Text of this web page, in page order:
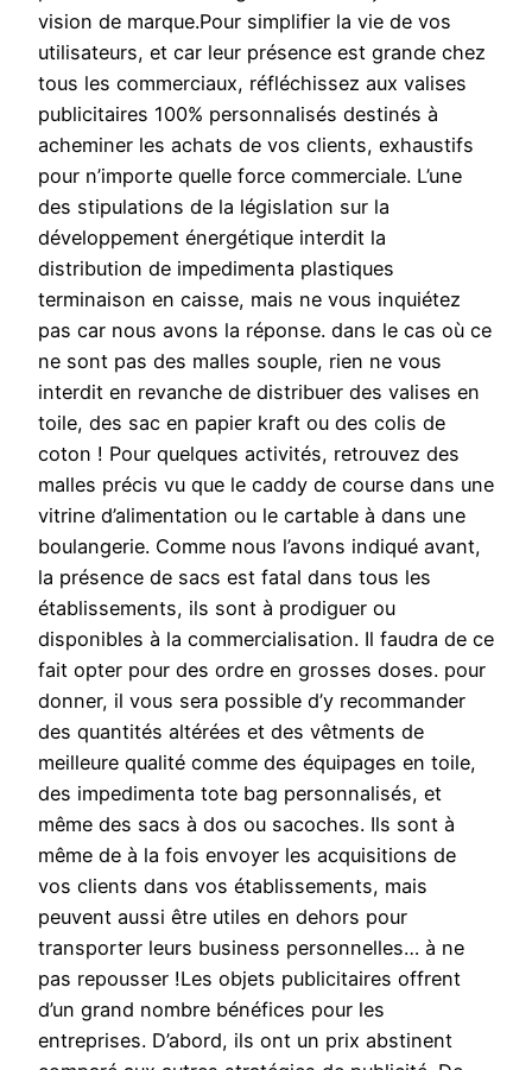
vision de marque.Pour simplifier la vie de vos
utilisateurs, et car leur présence est grande chez
tous les commerciaux, réfléchissez aux valises
publicitaires 100% personnalisés destinés à
acheminer les achats de vos clients, exhaustifs
pour n’importe quelle force commerciale. L’une
des stipulations de la législation sur la
développement énergétique interdit la
distribution de impedimenta plastiques
terminaison en caisse, mais ne vous inquiétez
pas car nous avons la réponse. dans le cas où ce
ne sont pas des malles souple, rien ne vous
interdit en revanche de distribuer des valises en
toile, des sac en papier kraft ou des colis de
coton ! Pour quelques activités, retrouvez des
malles précis vu que le caddy de course dans une
vitrine d’alimentation ou le cartable à dans une
boulangerie. Comme nous l’avons indiqué avant,
la présence de sacs est fatal dans tous les
établissements, ils sont à prodiguer ou
disponibles à la commercialisation. Il faudra de ce
fait opter pour des ordre en grosses doses. pour
donner, il vous sera possible d’y recommander
des quantités altérées et des vêtments de
meilleure qualité comme des équipages en toile,
des impedimenta tote bag personnalisés, et
même des sacs à dos ou sacoches. Ils sont à
même de à la fois envoyer les acquisitions de
vos clients dans vos établissements, mais
peuvent aussi être utiles en dehors pour
transporter leurs business personnelles… à ne
pas repousser !Les objets publicitaires offrent
d’un grand nombre bénéfices pour les
entreprises. D’abord, ils ont un prix abstinent